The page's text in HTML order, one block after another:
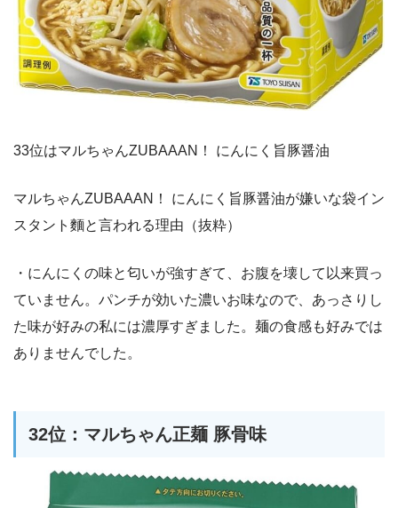
33位はマルちゃんZUBAAAN！ にんにく旨豚醤油
マルちゃんZUBAAAN！ にんにく旨豚醤油が嫌いな袋イン
スタント麵と言われる理由（抜粋）
・にんにくの味と匂いが強すぎて、お腹を壊して以来買っ
ていません。パンチが効いた濃いお味なので、あっさりし
た味が好みの私には濃厚すぎました。麺の食感も好みでは
ありませんでした。
32位：マルちゃん正麺 豚骨味